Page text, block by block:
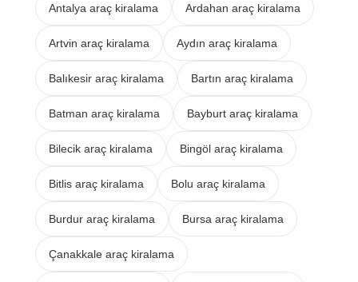
Antalya araç kiralama Ardahan araç kiralama
Artvin araç kiralama Aydın araç kiralama
Balıkesir araç kiralama Bartın araç kiralama
Batman araç kiralama Bayburt araç kiralama
Bilecik araç kiralama Bingöl araç kiralama
Bitlis araç kiralama Bolu araç kiralama
Burdur araç kiralama Bursa araç kiralama
Çanakkale araç kiralama